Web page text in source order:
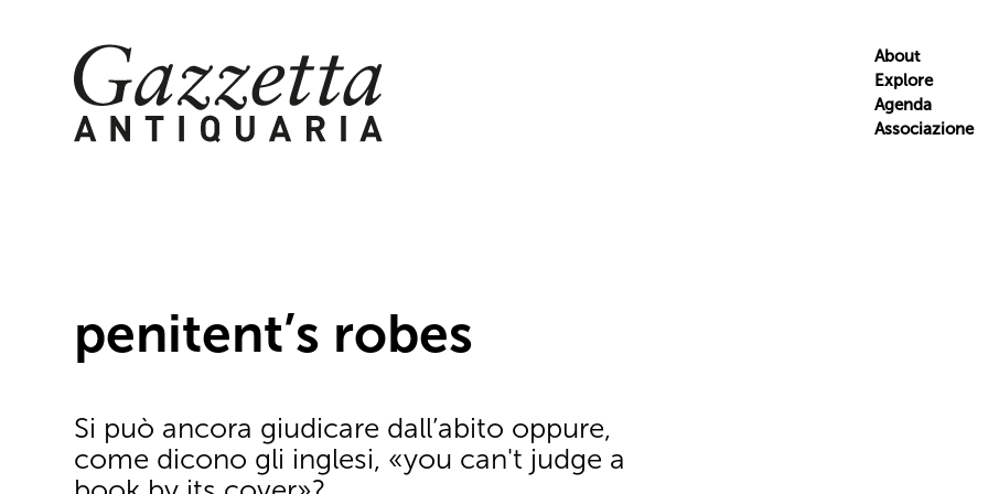
Skip
to
content
About
Explore
Agenda
Associazione
penitent’s robes
Si può ancora giudicare dall’abito oppure,
come dicono gli inglesi, «you can't judge a